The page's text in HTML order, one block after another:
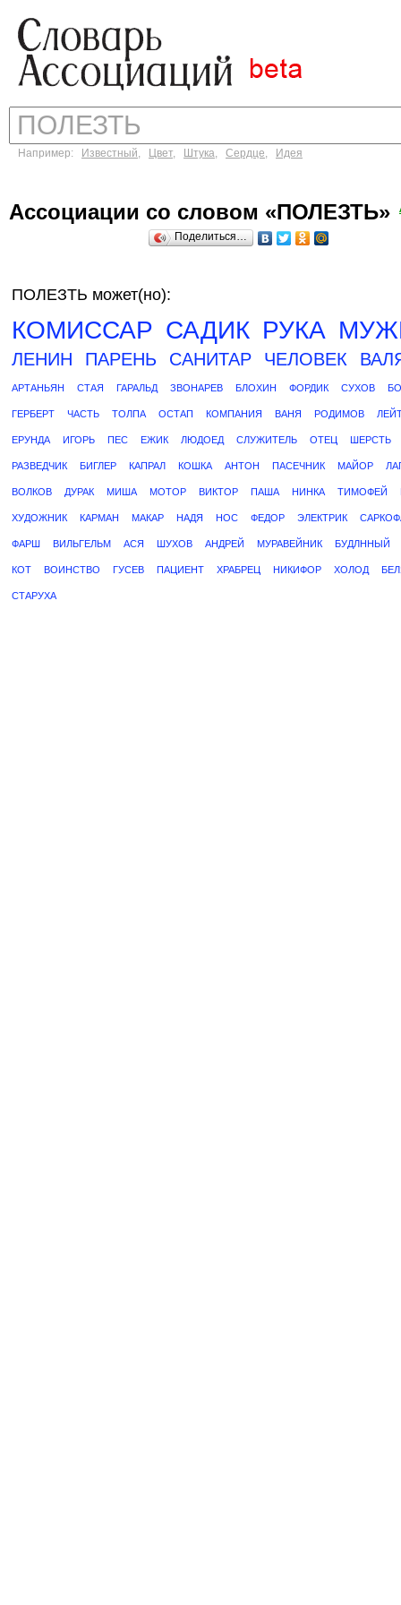
Например: Известный, Цвет, Штука, Сердце, Идея
Ассоциации со словом «ПОЛЕЗТЬ»
Поделиться…
ПОЛЕЗТЬ может(но):
КОМИССАР САДИК РУКА
ЛЕНИН ПАРЕНЬ САНИТАР ЧЕЛОВЕК
АРТАНЬЯН СТАЯ ГАРАЛЬД ЗВОНАРЕВ БЛОХИН ФОРДИК СУХОВ
ГЕРБЕРТ ЧАСТЬ ТОЛПА ОСТАП КОМПАНИЯ ВАНЯ РОДИМОВ
ЕРУНДА ИГОРЬ ПЕС ЕЖИК ЛЮДОЕД СЛУЖИТЕЛЬ ОТЕЦ ШЕРСТЬ
РАЗВЕДЧИК БИГЛЕР КАПРАЛ КОШКА АНТОН ПАСЕЧНИК МАЙОР
ВОЛКОВ ДУРАК МИША МОТОР ВИКТОР ПАША НИНКА ТИМОФЕЙ
ХУДОЖНИК КАРМАН МАКАР НАДЯ НОС ФЕДОР ЭЛЕКТРИК
ФАРШ ВИЛЬГЕЛЬМ АСЯ ШУХОВ АНДРЕЙ МУРАВЕЙНИК БУДЛННЫЙ
КОТ ВОИНСТВО ГУСЕВ ПАЦИЕНТ ХРАБРЕЦ НИКИФОР ХОЛОД
СТАРУХА